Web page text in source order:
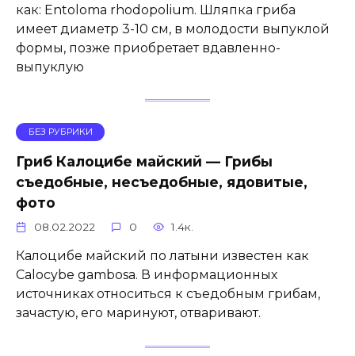
как: Entoloma rhodopolium. Шляпка гриба
имеет диаметр 3-10 см, в молодости выпуклой
формы, позже приобретает вдавленно-
выпуклую
БЕЗ РУБРИКИ
Гриб Калоцибе майский — Грибы
съедобные, несъедобные, ядовитые,
фото
08.02.2022 0 1.4к.
Калоцибе майский по латыни известен как
Calocybe gambosa. В информационных
источниках относиться к съедобным грибам,
зачастую, его маринуют, отваривают.